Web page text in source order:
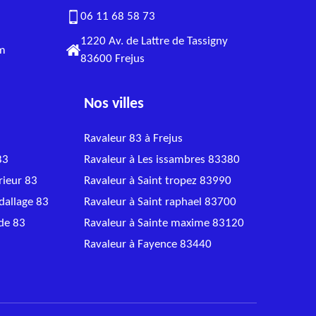
06 11 68 58 73
1220 Av. de Lattre de Tassigny
83600 Frejus
83
83
83
Nos villes
Ravaleur 83 à Frejus
Ravaleur à Les issambres 83380
Ravaleur à Saint tropez 83990
Ravaleur à Saint raphael 83700
Ravaleur à Sainte maxime 83120
Ravaleur à Fayence 83440